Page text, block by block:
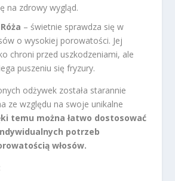
na zdrowy wygląd.
– świetnie sprawdza się w
o wysokiej porowatości. Jej
chroni przed uszkodzeniami, ale
puszeniu się fryzury.
odżywek została starannie
ze względu na swoje unikalne
temu można łatwo dostosować
potrzeb
włosów.